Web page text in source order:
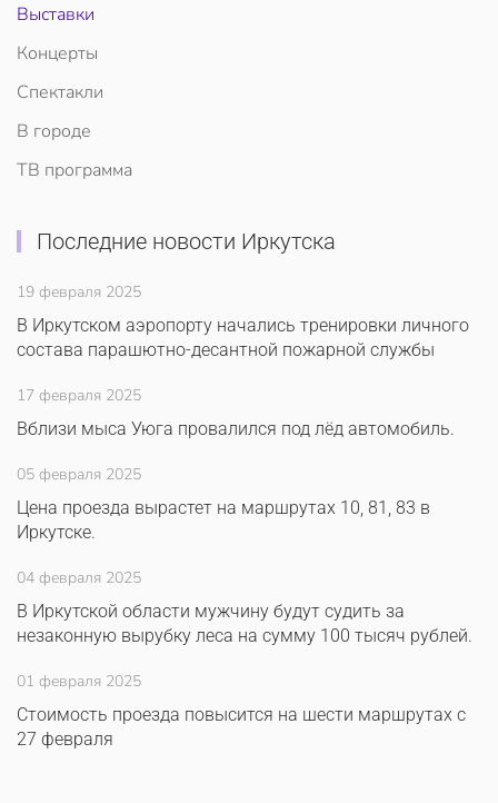
Выставки
Концерты
Спектакли
В городе
ТВ программа
Последние новости Иркутска
19 февраля 2025
В Иркутском аэропорту начались тренировки личного
состава парашютно-десантной пожарной службы
17 февраля 2025
Вблизи мыса Уюга провалился под лёд автомобиль.
05 февраля 2025
Цена проезда вырастет на маршрутах 10, 81, 83 в
Иркутске.
04 февраля 2025
В Иркутской области мужчину будут судить за
незаконную вырубку леса на сумму 100 тысяч рублей.
01 февраля 2025
Стоимость проезда повысится на шести маршрутах с
27 февраля